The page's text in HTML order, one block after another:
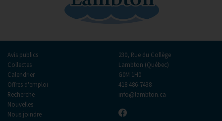
Avis publics
Collectes
Calendrier
Offres d'emploi
Recherche
Nouvelles
Nous joindre
230, Rue du Collège
Lambton (Québec)
G0M 1H0
418 486-7438
info@lambton.ca